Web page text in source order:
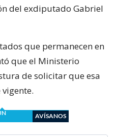
del exdiputado Gabriel
que permanecen en
que el Ministerio
de solicitar que esa
AVÍSANOS